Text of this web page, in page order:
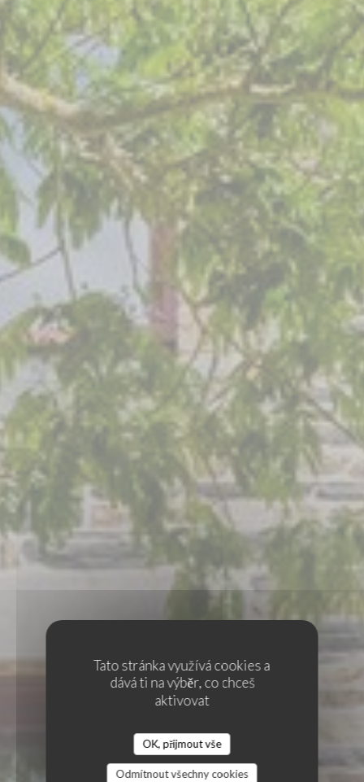
Tato stránka využívá cookies a
dává ti na výběr, co chceš
aktivovat
OK, přijmout vše
Odmítnout všechny cookies
BISTRONOMIQUE• CHÂTEAUGIRON
La Table du Pavail
LA TABLE DU PAVAIL